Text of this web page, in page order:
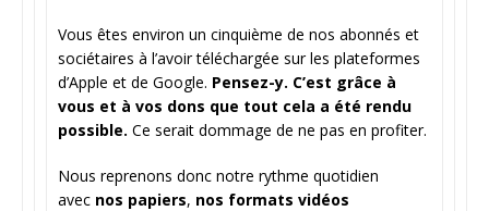
Vous êtes environ un cinquième de nos abonnés et
sociétaires à l’avoir téléchargée sur les plateformes
d’Apple et de Google. Pensez-y. C’est grâce à
vous et à vos dons que tout cela a été rendu
possible. Ce serait dommage de ne pas en profiter.
Nous reprenons donc notre rythme quotidien
avec nos papiers, nos formats vidéos